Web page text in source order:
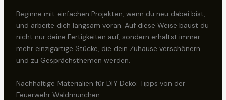
Beginne mit einfachen Projekten, wenn du neu dabei bist,
und arbeite dich langsam voran. Auf diese Weise baust du
nicht nur deine Fertigkeiten auf, sondern erhältst immer
mehr einzigartige Stücke, die dein Zuhause verschönern
und zu Gesprächsthemen werden.
Nachhaltige Materialien für DIY Deko: Tipps von der
Feuerwehr Waldmünchen